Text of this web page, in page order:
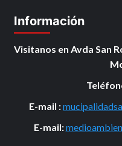
Información
Visitanos en Avda San
E-mail :
E-mail: